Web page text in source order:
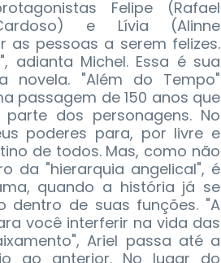
Felipe (Rafael
e Lívia (Alinne
as pessoas a serem felizes.
adianta Michel. Essa é sua
novela. "Além do Tempo"
passagem de 150 anos que
dos personagens. No
poderes para, por livre e
de todos. Mas, como não
da "hierarquia angelical", é
quando a história já se
dentro de suas funções. "A
você interferir na vida das
Ariel passa até a
ao anterior. No lugar do